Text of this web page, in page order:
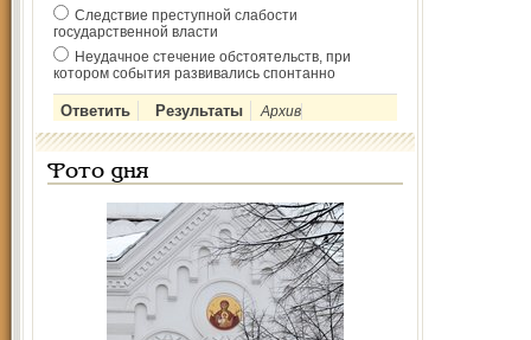
Следствие преступной слабости
государственной власти
Неудачное стечение обстоятельств, при
котором события развивались спонтанно
Архив
Фото дня